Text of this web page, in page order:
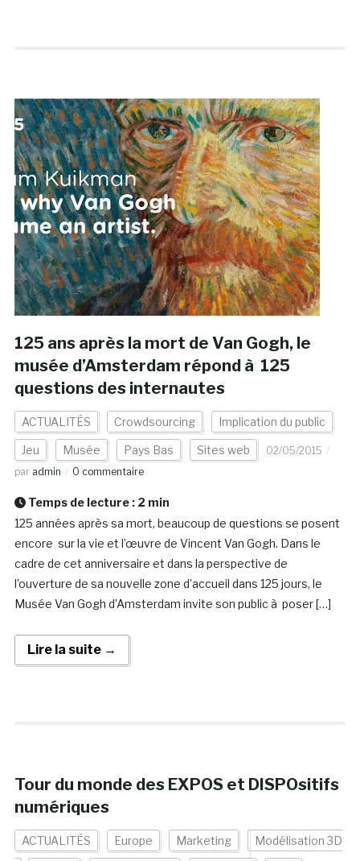
125 ans après la mort de Van Gogh, le
musée d’Amsterdam répond à 125
questions des internautes
ACTUALITÉS Crowdsourcing Implication du public
Jeu Musée Pays Bas Sites web
02/05/2015
par admin 0 commentaire
Temps de lecture : 2 min
125 années après sa mort, beaucoup de questions se posent
encore sur la vie et l’œuvre de Vincent Van Gogh. Dans le
cadre de cet anniversaire et dans la perspective de
l’ouverture de sa nouvelle zone d’accueil dans 125 jours, le
Musée Van Gogh d’Amsterdam invite son public à poser […]
Lire la suite →
Tour du monde des EXPOS et DISPOsitifs
numériques
ACTUALITÉS Europe Marketing Modélisation 3D